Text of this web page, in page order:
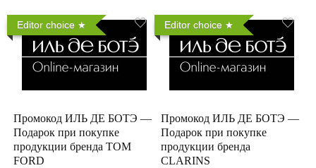
Editor choice
Промокод ИЛЬ ДЕ БОТЭ —
Подарок при покупке
продукции бренда TOM
FORD
Editor choice
Промокод ИЛЬ ДЕ БОТЭ —
Подарок при покупке
продукции бренда
CLARINS